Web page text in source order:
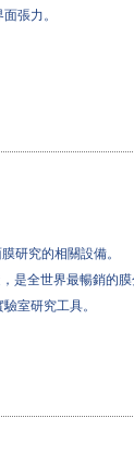
張力。
研究的相關設備。
是全世界最暢銷的
室研究工具。